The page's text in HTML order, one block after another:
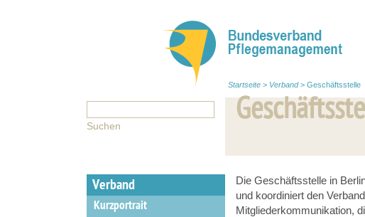
Startseite > Verband> Geschäftsstelle
Verband
Kurzportrait
Die Geschäftsstelle in
und koordiniert den
Mitgliederkommunikation,